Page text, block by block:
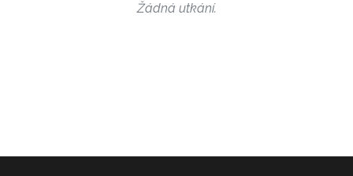
Žádná utkání.